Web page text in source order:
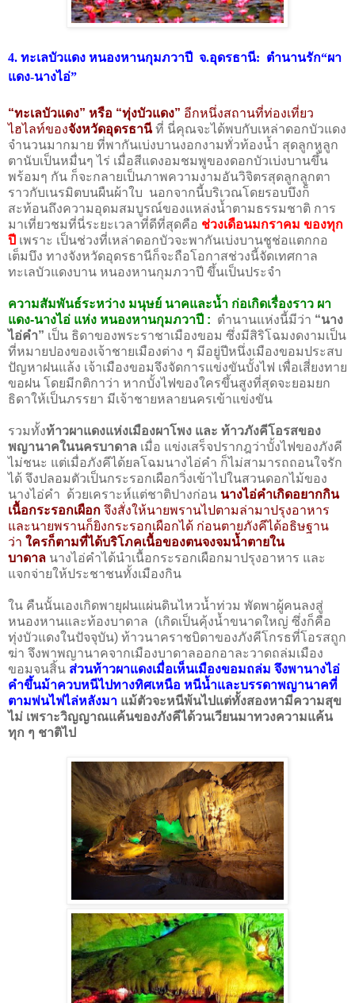
4. ทะเลบัวแดง หนองหานกุมภวาปี จ.อุดรธานี: ตำนานรัก“ผา
แดง-นางไอ่”
“ทะเลบัวแดง” หรือ “ทุ่งบัวแดง” อีกหนึ่งสถานที่ท่องเที่ยว
ไฮไลท์ของจังหวัดอุดรธานี ที่ นี่คุณจะได้พบกับเหล่าดอกบัวแดง
จำนวนมากมาย ที่พากันเบ่งบานงอกงามทั่วท้องน้ำ สุดลูกหูลูก
ตานับเป็นหมื่นๆ ไร่ เมื่อสีแดงอมชมพูของดอกบัวเบ่งบานขึ้น
พร้อมๆ กัน ก็จะกลายเป็นภาพความงามอันวิจิตรสุดลูกลูกตา
ราวกับเนรมิตบนผืนผ้าใบ นอกจากนี้บริเวณโดยรอบบึงก็
สะท้อนถึงความอุดมสมบูรณ์ของแหล่งน้ำตามธรรมชาติ การ
มาเที่ยวชมที่นี่ระยะเวลาที่ดีที่สุดคือ ช่วงเดือนมกราคม ของทุก
ปี เพราะ เป็นช่วงที่เหล่าดอกบัวจะพากันเบ่งบานชูช่อแตกกอ
เต็มบึง ทางจังหวัดอุดรธานีก็จะถือโอกาสช่วงนี้จัดเทศกาล
ทะเลบัวแดงบาน หนองหานกุมภวาปี ขึ้นเป็นประจำ
ความสัมพันธ์ระหว่าง มนุษย์ นาคและน้ำ ก่อเกิดเรื่องราว ผา
แดง-นางไอ่ แห่ง หนองหานกุมภวาปี : ตำนานแห่งนี้มีว่า “นาง
ไอ่คำ” เป็น ธิดาของพระราชาเมืองขอม ซึ่งมีสิริโฉมงดงามเป็น
ที่หมายปองของเจ้าชายเมืองต่าง ๆ มีอยู่ปีหนึ่งเมืองขอมประสบ
ปัญหาฝนแล้ง เจ้าเมืองขอมจึงจัดการแข่งขันบั้งไฟ เพื่อเสี่ยงทาย
ขอฝน โดยมีกติกาว่า หากบั้งไฟของใครขึ้นสูงที่สุดจะยอมยก
ธิดาให้เป็นภรรยา มีเจ้าชายหลายนครเข้าแข่งขัน
รวมทั้งท้าวผาแดงแห่งเมืองผาโพง และ ท้าวภังคีโอรสของ
พญานาคในนครบาดาล เมื่อ แข่งเสร็จปรากฎว่าบั้งไฟของภังคี
ไม่ชนะ แต่เมื่อภังคีได้ยลโฉมนางไอ่คำ ก็ไม่สามารถถอนใจรัก
ได้ จึงปลอมตัวเป็นกระรอกเผือกวิ่งเข้าไปในสวนดอกไม้ของ
นางไอ่คำ ด้วยเคราะห์แต่ชาติปางก่อน นางไอ่คำเกิดอยากกิน
เนื้อกระรอกเผือก จึงสั่งให้นายพรานไปตามล่ามาปรุงอาหาร
และนายพรานก็ยิงกระรอกเผือกได้ ก่อนตายภังคีได้อธิษฐาน
ว่า ใครก็ตามที่ได้บริโภคเนื้อของตนจงจมน้ำตายใน
บาดาล นางไอ่คำได้นำเนื้อกระรอกเผือกมาปรุงอาหาร และ
แจกจ่ายให้ประชาชนทั้งเมืองกิน
ใน คืนนั้นเองเกิดพายุฝนแผ่นดินไหวน้ำท่วม พัดพาผู้คนลงสู่
หนองหานและท้องบาดาล (เกิดเป็นคุ้งน้ำขนาดใหญ่ ซึ่งก็คือ
ทุ่งบัวแดงในปัจจุบัน) ท้าวนาคราชบิดาของภังคีโกรธที่โอรสถูก
ฆ่า จึงพาพญานาคจากเมืองบาดาลออกอาละวาดถล่มเมือง
ขอมจนสิ้น ส่วนท้าวผาแดงเมื่อเห็นเมืองขอมถล่ม จึงพานางไอ่
คำขึ้นม้าควบหนีไปทางทิศเหนือ หนีน้ำและบรรดาพญานาคที่
ตามพ่นไฟไล่หลังมา แม้ตัวจะหนีพ้นไปแต่ทั้งสองหามีความสุข
ไม่ เพราะวิญญาณแค้นของภังคีได้วนเวียนมาทวงความแค้น
ทุก ๆ ชาติไป